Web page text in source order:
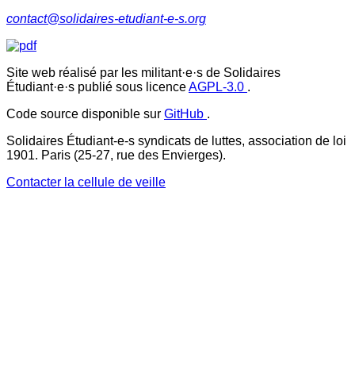
contact@solidaires-etudiant-e-s.org
Site web réalisé par les militant·e·s de Solidaires
Étudiant·e·s publié sous licenceAGPL-3.0 .
Code source disponible sur GitHub .
Solidaires Étudiant-e-s syndicats de luttes, association de loi
1901. Paris (25-27, rue des Envierges).
Contacter la cellule de veille